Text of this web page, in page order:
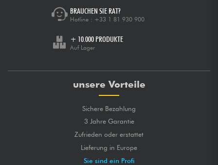
BRAUCHEN SIE RAT?
Hotline : +33 1 81 930 900
+ 10.000 PRODUKTE
Auf Lager
unsere Vorteile
Sichere Bezahlung
3 Jahre Garantie
Zufrieden oder erstattet
Lieferung in Europe
Sie sind ein Profi